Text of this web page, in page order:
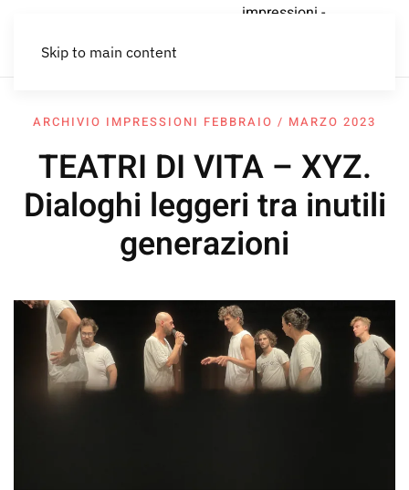
Skip to main content
sharing
impressioni -
ARCHIVIO IMPRESSIONI FEBBRAIO / MARZO 2023
TEATRI DI VITA – XYZ.
Dialoghi leggeri tra inutili
generazioni